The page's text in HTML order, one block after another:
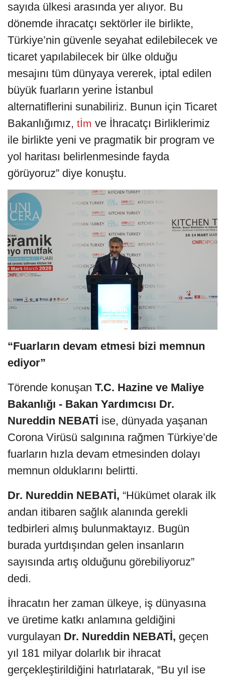
sayıda ülkesi arasında yer alıyor. Bu
dönemde ihracatçı sektörler ile birlikte,
Türkiye’nin güvenle seyahat edilebilecek ve
ticaret yapılabilecek bir ülke olduğu
mesajını tüm dünyaya vererek, iptal edilen
büyük fuarların yerine İstanbul
alternatiflerini sunabiliriz. Bunun için Ticaret
Bakanlığımız, tİm ve İhracatçı Birliklerimiz
ile birlikte yeni ve pragmatik bir program ve
yol haritası belirlenmesinde fayda
görüyoruz” diye konuştu.
“Fuarların devam etmesi bizi memnun
ediyor”
Törende konuşan T.C. Hazine ve Maliye
Bakanlığı - Bakan Yardımcısı Dr.
Nureddin NEBATİ ise, dünyada yaşanan
Corona Virüsü salgınına rağmen Türkiye’de
fuarların hızla devam etmesinden dolayı
memnun olduklarını belirtti.
Dr. Nureddin NEBATİ, “Hükümet olarak ilk
andan itibaren sağlık alanında gerekli
tedbirleri almış bulunmaktayız. Bugün
burada yurtdışından gelen insanların
sayısında artış olduğunu görebiliyoruz”
dedi.
İhracatın her zaman ülkeye, iş dünyasına
ve üretime katkı anlamına geldiğini
vurgulayan Dr. Nureddin NEBATİ, geçen
yıl 181 milyar dolarlık bir ihracat
gerçekleştirildiğini hatırlatarak, “Bu yıl ise